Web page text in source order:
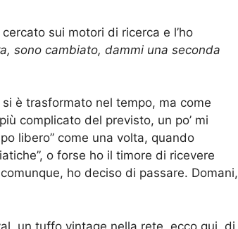
sui motori di ricerca e l’ho
sono cambiato, dammi una seconda
è trasformato nel tempo, ma come
complicato del previsto, un po’ mi
libero” come una volta, quando
o forse ho il timore di ricevere
ho deciso di passare. Domani,
un tuffo vintage nella rete, ecco qui, di